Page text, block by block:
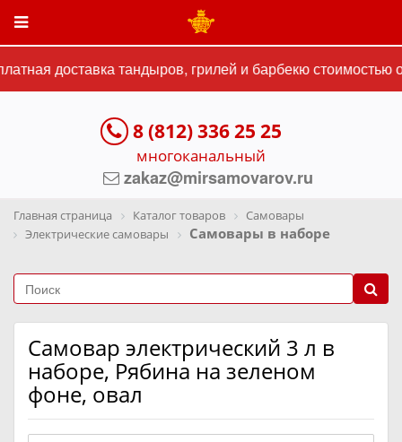
доставка тандыров, грилей и барбекю стоимостью
8 (812) 336 25 25
многоканальный
zakaz@mirsamovarov.ru
Главная страница Каталог товаров
Самовары
Электрические самовары
Самовары в наборе
Самовар электрический 3 л в
наборе, Рябина на зеленом
фоне, овал